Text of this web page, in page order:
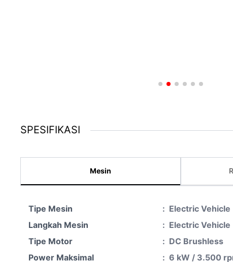
SPESIFIKASI
Mesin
Tipe Mesin : Electric Vehicle
Langkah Mesin
: Electric Vehicle
Tipe Motor
: DC Brushless
Power Maksimal
: 6 kW / 3.500